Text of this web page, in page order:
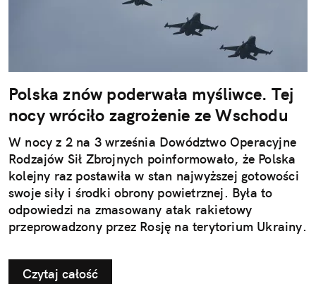
Polska znów poderwała myśliwce. Tej
nocy wróciło zagrożenie ze Wschodu
W nocy z 2 na 3 września Dowództwo Operacyjne
Rodzajów Sił Zbrojnych poinformowało, że Polska
kolejny raz postawiła w stan najwyższej gotowości
swoje siły i środki obrony powietrznej. Była to
odpowiedzi na zmasowany atak rakietowy
przeprowadzony przez Rosję na terytorium Ukrainy.
Czytaj całość